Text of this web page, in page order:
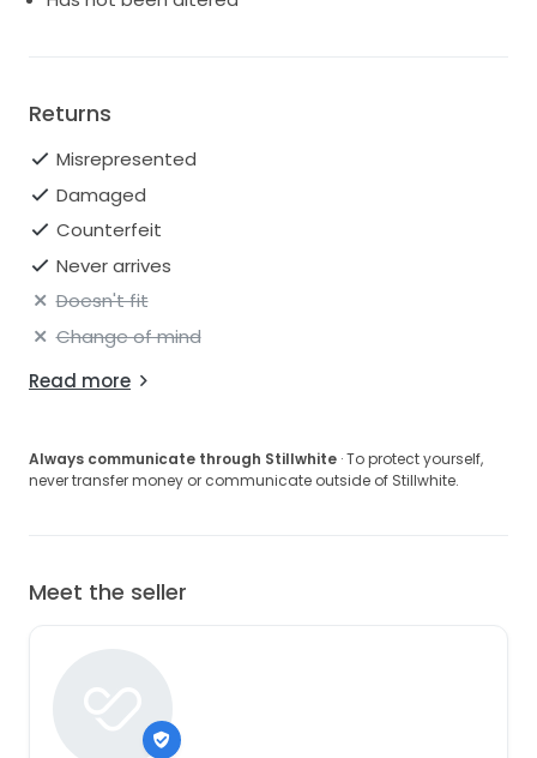
Returns
Misrepresented
Damaged
Counterfeit
Never arrives
Doesn't fit
Change of mind
Read more
Always communicate through Stillwhite · To protect yourself,
never transfer money or communicate outside of Stillwhite.
Meet the seller